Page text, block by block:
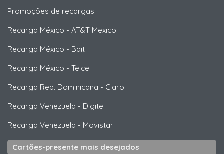
Promoções de recargas
Recarga México - AT&T Mexico
Recarga México - Bait
Recarga México - Telcel
Recarga Rep. Dominicana - Claro
Recarga Venezuela - Digitel
Recarga Venezuela - Movistar
Cartões-presente mais desejados